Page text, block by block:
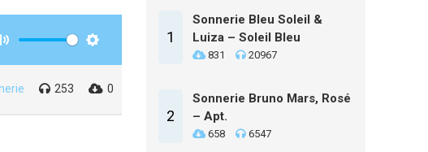
253 0
1
Sonnerie Bleu Soleil &
Luiza – Soleil Bleu
831 20967
2
Sonnerie Bruno Mars, Rosé
– Apt.
658 6547